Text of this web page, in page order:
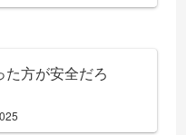
方が安全だろ